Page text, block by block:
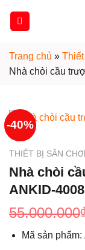
Trang chủ »
Nhà chòi cầu
-40%
THIẾT BỊ SÂN
Nhà chòi
ANKID-4008
55.000.000
Mã sản phẩm: